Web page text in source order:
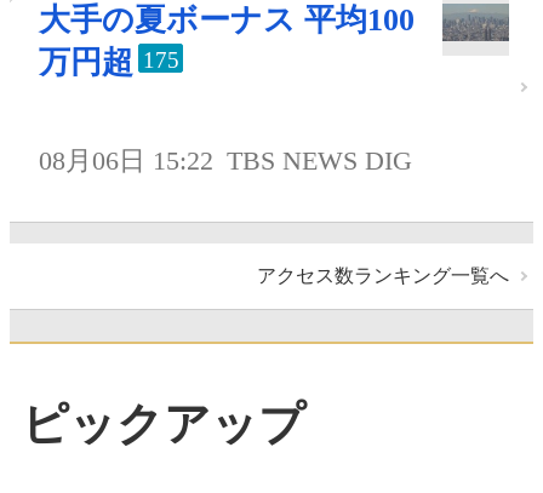
大手の夏ボーナス 平均100
万円超 175
08月06日 15:22 TBS NEWS DIG
アクセス数ランキング一覧へ
ピックアップ